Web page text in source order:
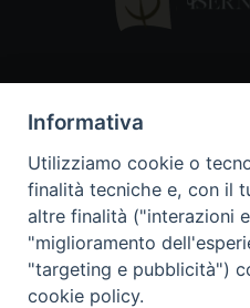
86170 Isernia
086550849
I
Informativa
Utilizziamo cookie o
finalità tecniche e, con il
altre finalità ("interazioni
"miglioramento
"targeting e pubblicità")
cookie policy.